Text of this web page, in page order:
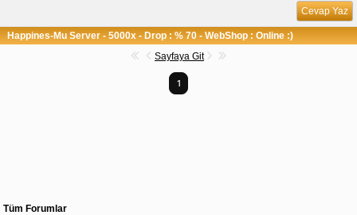
Cevap Yaz
Happines-Mu Server - 5000x - Drop : % 70 - WebShop : Online :)
Sayfaya Git
1
Tüm Forumlar